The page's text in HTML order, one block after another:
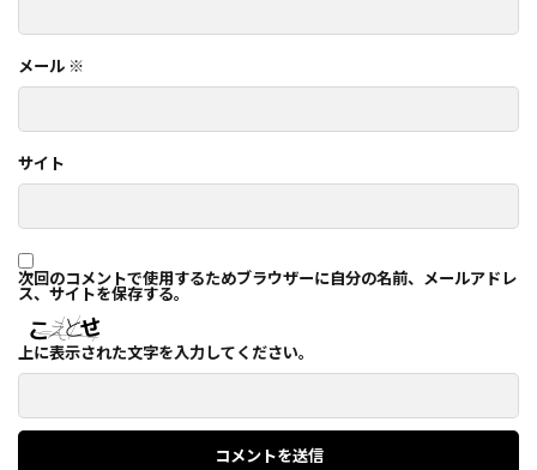
メール ※
サイト
次回のコメントで使用するためブラウザーに自分の名前、メールアドレ
ス、サイトを保存する。
上に表示された文字を入力してください。